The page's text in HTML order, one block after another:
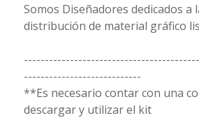
Somos Diseñadores dedicados a
distribución de material gráfico
----------------------------
**Es necesario contar con una
descargar y utilizar el kit